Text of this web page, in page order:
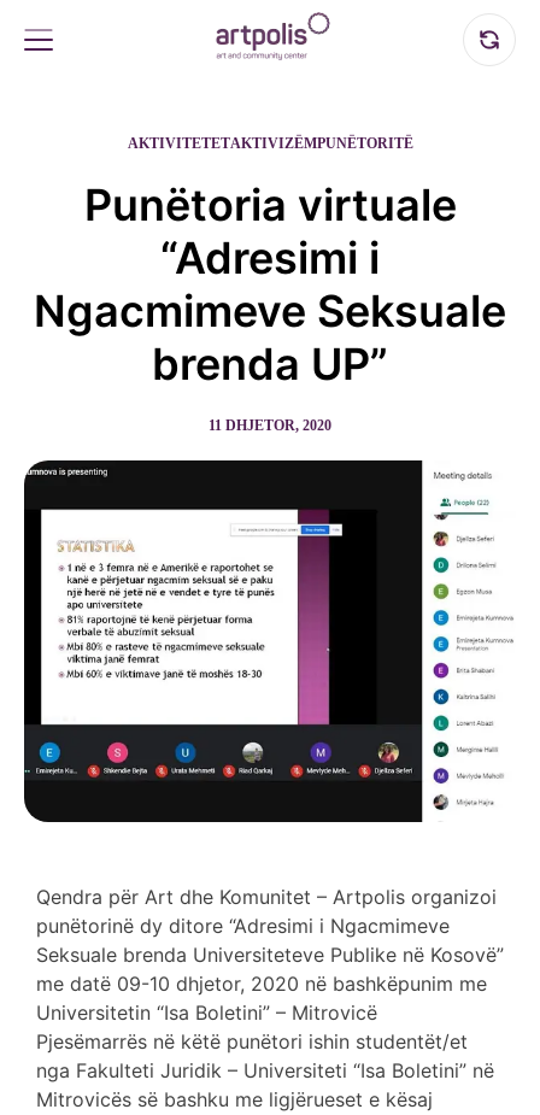
AKTIVITETETAKTIVIZËMPUNËTORITË
Punëtoria virtuale
“Adresimi i
Ngacmimeve Seksuale
brenda UP”
11 DHJETOR, 2020
Qendra për Art dhe Komunitet – Artpolis organizoi
punëtorinë dy ditore “Adresimi i Ngacmimeve
Seksuale brenda Universiteteve Publike në Kosovë”
me datë 09-10 dhjetor, 2020 në bashkëpunim me
Universitetin “Isa Boletini” – Mitrovicë
Pjesëmarrës në këtë punëtori ishin studentët/et
nga Fakulteti Juridik – Universiteti “Isa Boletini” në
Mitrovicës së bashku me ligjërueset e kësaj